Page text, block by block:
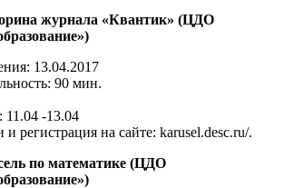
журнала «Квантик» (ЦДО
13.04.2017
90 мин.
11.04 -13.04
регистрация на сайте: karusel.desc.ru/.
по математике (ЦДО